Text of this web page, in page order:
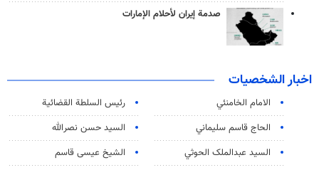
صدمة إيران لأحلام الإمارات
اخبار الشخصيات
الامام الخامنئي
رئیس السلطة القضائیة
الحاج قاسم سليماني
السيد حسن نصرالله
السید عبدالملک الحوثي
الشيخ عيسى قاسم